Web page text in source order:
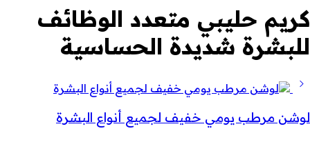
كريم حليبي متعدد الوظائف
للبشرة شديدة الحساسية
لوشن مرطب يومي خفيف لجميع أنواع البشرة